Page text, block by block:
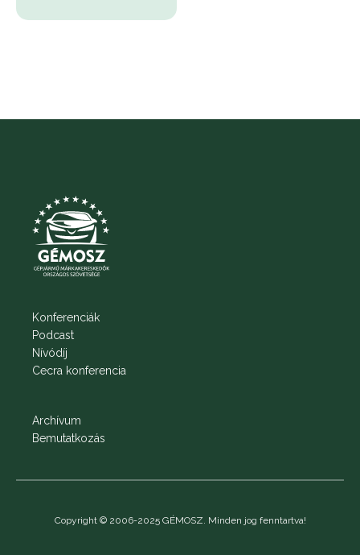
Konferenciák
Podcast
Nívódíj
Cecra konferencia
Archívum
Bemutatkozás
Copyright © 2006-2025 GÉMOSZ. Minden jog fenntartva!